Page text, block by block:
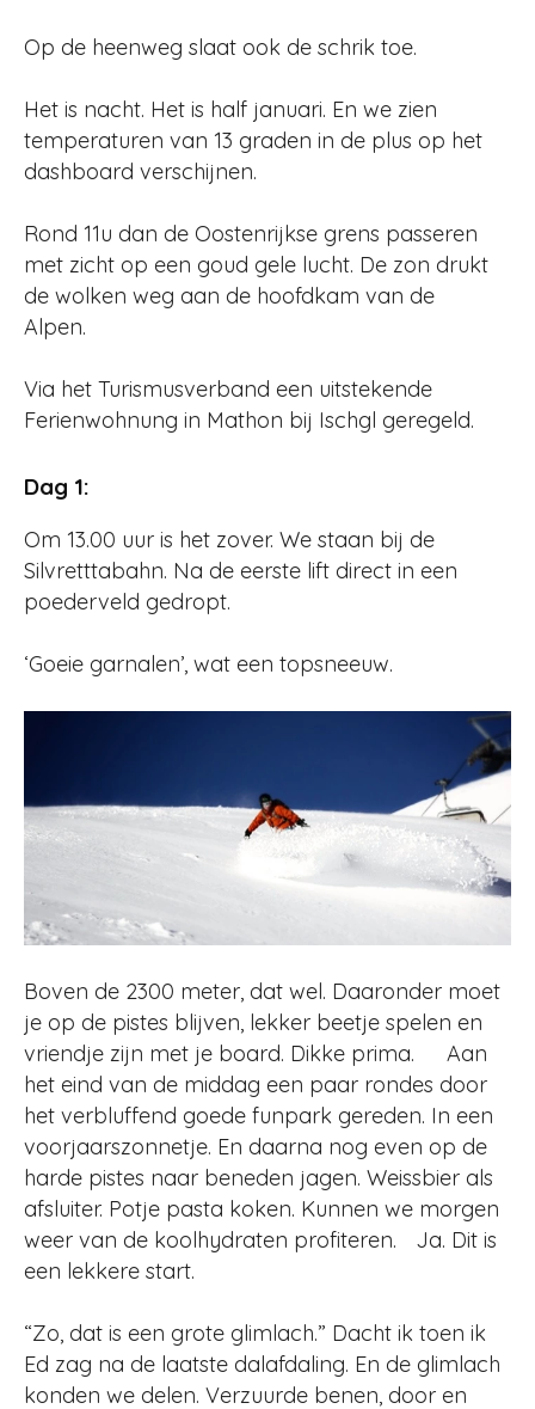
Op de heenweg slaat ook de schrik toe.
Het is nacht. Het is half januari. En we zien
temperaturen van 13 graden in de plus op het
dashboard verschijnen.
Rond 11u dan de Oostenrijkse grens passeren
met zicht op een goud gele lucht. De zon drukt
de wolken weg aan de hoofdkam van de
Alpen.
Via het Turismusverband een uitstekende
Ferienwohnung in Mathon bij Ischgl geregeld.
Dag 1:
Om 13.00 uur is het zover. We staan bij de
Silvretttabahn. Na de eerste lift direct in een
poederveld gedropt.
‘Goeie garnalen’, wat een topsneeuw.
Boven de 2300 meter, dat wel. Daaronder moet
je op de pistes blijven, lekker beetje spelen en
vriendje zijn met je board. Dikke prima. Aan
het eind van de middag een paar rondes door
het verbluffend goede funpark gereden. In een
voorjaarszonnetje. En daarna nog even op de
harde pistes naar beneden jagen. Weissbier als
afsluiter. Potje pasta koken. Kunnen we morgen
weer van de koolhydraten profiteren. Ja. Dit is
een lekkere start.
“Zo, dat is een grote glimlach.” Dacht ik toen ik
Ed zag na de laatste dalafdaling. En de glimlach
konden we delen. Verzuurde benen, door en